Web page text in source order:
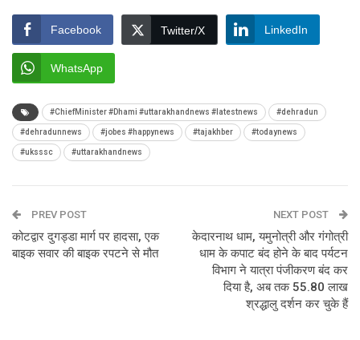
Facebook Twitter/X LinkedIn
WhatsApp
#ChiefMinister #Dhami #uttarakhandnews #latestnews #dehradun
#dehradunnews #jobes #happynews #tajakhber #todaynews
#uksssc #uttarakhandnews
PREV POST
कोटद्वार दुगड्डा मार्ग पर हादसा, एक
बाइक सवार की बाइक रपटने से मौत
NEXT POST
केदारनाथ धाम, यमुनोत्री और गंगोत्री
धाम के कपाट बंद होने के बाद पर्यटन
विभाग ने यात्रा पंजीकरण बंद कर
दिया है, अब तक 55.80 लाख
श्रद्धालु दर्शन कर चुके हैं